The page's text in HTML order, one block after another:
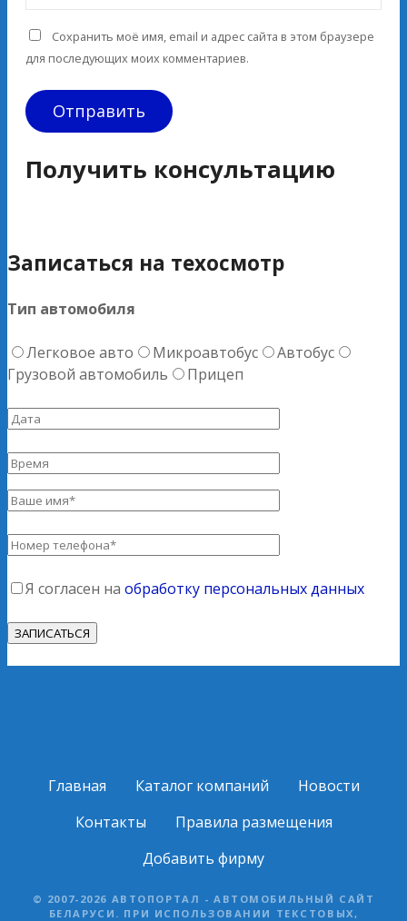
Сохранить моё имя, email и адрес сайта в этом браузере
для последующих моих комментариев.
Получить консультацию
Записаться на техосмотр
Тип автомобиля
Легковое авто Микроавтобус
Автобус
Грузовой автомобиль
Прицеп
Я согласен на обработку персональных данных
Главная Каталог компаний
Новости
Контакты
Правила размещения
Добавить фирму
© 2007-2026 АВТОПОРТАЛ - АВТОМОБИЛЬНЫЙ САЙТ
БЕЛАРУСИ. ПРИ ИСПОЛЬЗОВАНИИ ТЕКСТОВЫХ,